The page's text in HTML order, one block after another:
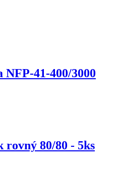
NFP-41-400/3000
rovný 80/80 - 5ks